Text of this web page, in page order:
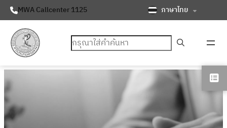
MWA Callcenter 1125 ภาษาไทย
ค้นหา